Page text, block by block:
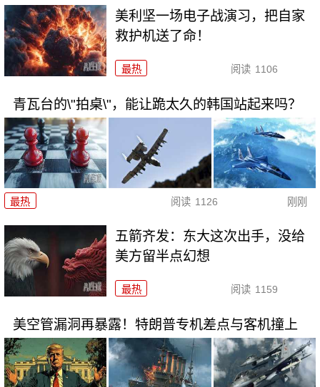
美利坚一场电子战演习，把自家
救护机送了命！
最热 阅读 1106
青瓦台的\"拍桌\"，能让跪太久的韩国站起来吗？
最热 阅读 1126 刚刚
五箭齐发：东大这次出手，没给
美方留半点幻想
最热 阅读 1159
美空管漏洞再暴露！特朗普专机差点与客机撞上